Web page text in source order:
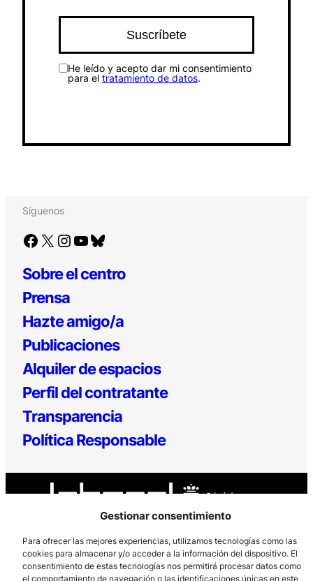
Gestionar consentimiento
Para ofrecer las mejores experiencias, utilizamos tecnologías como las
cookies para almacenar y/o acceder a la información del dispositivo. El
consentimiento de estas tecnologías nos permitirá procesar datos como
el comportamiento de navegación o las identificaciones únicas en este
He leído y acepto dar mi consentimiento
para el tratamiento de datos.
Síguenos
Facebook X Instagram YouTube Bluesky
Sobre el centro
Prensa
Hazte amigo/a
Publicaciones
Alquiler de espacios
Perfil del contratante
Transparencia
Política Responsable
Los Prados, 121 – 33203 Gijón